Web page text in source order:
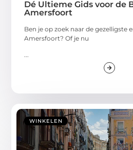
Dé Ultieme Gids voor de
Amersfoort
Ben je op zoek naar de gezelligste
Amersfoort? Of je nu
...
WINKELEN